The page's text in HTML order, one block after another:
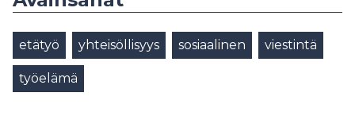
etätyö yhteisöllisyys sosiaalinen viestintä
työelämä